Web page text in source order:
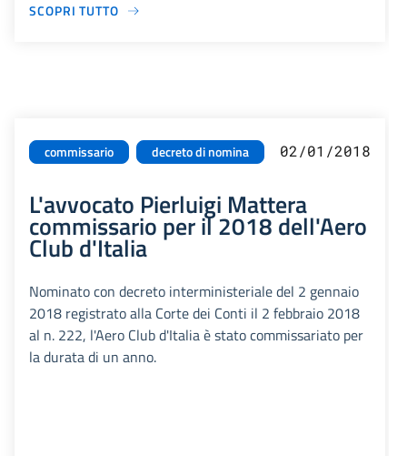
SCOPRI TUTTO
commissario decreto di nomina 02/01/2018
L'avvocato Pierluigi Mattera
commissario per il 2018 dell'Aero
Club d'Italia
Nominato con decreto interministeriale del 2 gennaio
2018 registrato alla Corte dei Conti il 2 febbraio 2018
al n. 222, l'Aero Club d'Italia è stato commissariato per
la durata di un anno.